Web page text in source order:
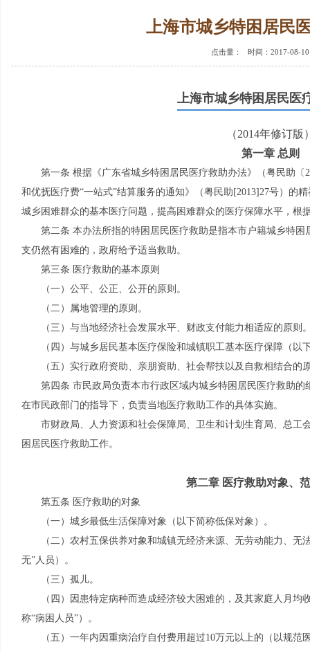
上海市城乡特困居民
点击量： 时间：2017-08-
上海市城乡特困居民医
（2014年修订版
第一章 总则
第一条 根据《广东省城乡特困居民医疗救助办法》（粤民助
和优抚医疗费“一站式”结算服务的通知》（粤民助[2013]27号）的
城乡困难群众的基本医疗问题，提高困难群众的医疗保障水平，根
第二条 本办法所指的特困居民医疗救助是指本市户籍城乡特
支仍然有困难的，政府给予适当救助。
第三条 医疗救助的基本原则
（一）公平、公正、公开的原则。
（二）属地管理的原则。
（三）与当地经济社会发展水平、财政支付能力相适应的原则
（四）与城乡居民基本医疗保险和城镇职工基本医疗保障（
（五）实行政府资助、亲朋资助、社会帮扶以及自救相结合的
第四条 市民政局负责本市行政区域内城乡特困居民医疗救助
在市民政部门的指导下，负责当地医疗救助工作的具体实施。
市财政局、人力资源和社会保障局、卫生和计划生育局、总工
困居民医疗救助工作。
第二章 医疗救助对象、
第五条 医疗救助的对象
（一）城乡最低生活保障对象（以下简称低保对象）。
（二）农村五保供养对象和城镇无经济来源、无劳动能力、
无”人员）。
（三）孤儿。
（四）因患特定病种而造成经济较大困难的，及其家庭人月
称“病困人员”）。
（五）一年内因重病治疗自付费用超过10万元以上的（以规